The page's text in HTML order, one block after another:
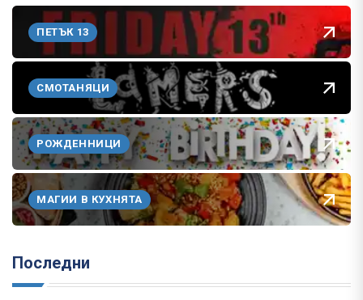
ПЕТЪК 13
СМОТАНЯЦИ
РОЖДЕННИЦИ
МАГИИ В КУХНЯТА
Последни